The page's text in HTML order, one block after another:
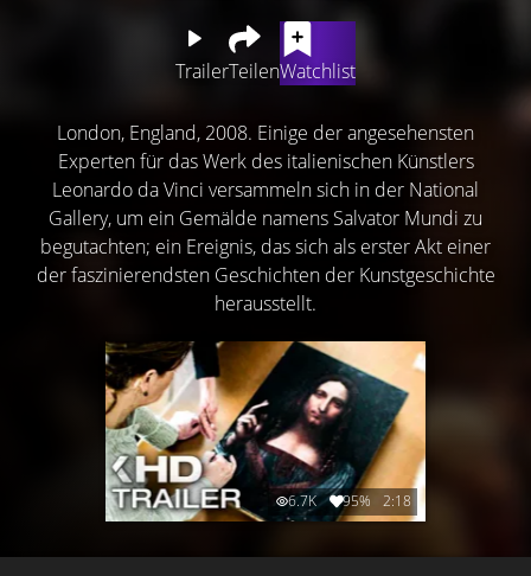
TrailerTeilenWatchlist
London, England, 2008. Einige der angesehensten
Experten für das Werk des italienischen Künstlers
Leonardo da Vinci versammeln sich in der National
Gallery, um ein Gemälde namens Salvator Mundi zu
begutachten; ein Ereignis, das sich als erster Akt einer
der faszinierendsten Geschichten der Kunstgeschichte
herausstellt.
6.7K 95% 2:18